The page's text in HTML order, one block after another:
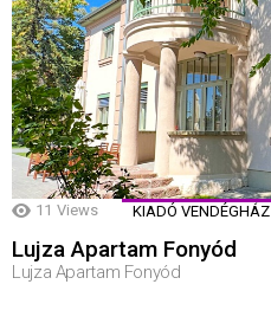
11 Views KIADÓ VENDÉGHÁZ
Lujza Apartam Fonyód
Lujza Apartam Fonyód